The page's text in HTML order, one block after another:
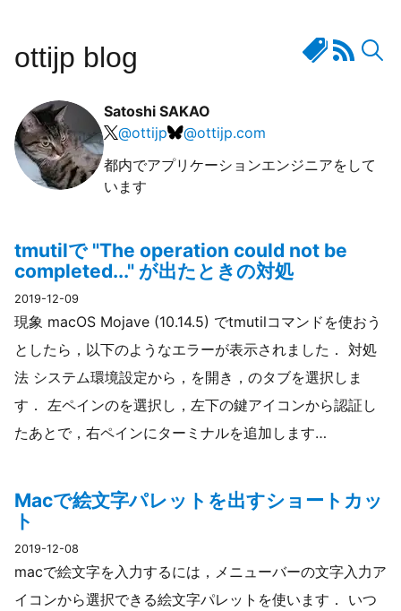
ottijp blog
Satoshi SAKAO
@ottijp @ottijp.com
都内でアプリケーションエンジニアをして
います
tmutilで "The operation could not be
completed..." が出たときの対処
2019-12-09
現象 macOS Mojave (10.14.5) でtmutilコマンドを使おう
としたら，以下のようなエラーが表示されました． 対処
法 システム環境設定から，を開き，のタブを選択しま
す． 左ペインのを選択し，左下の鍵アイコンから認証し
たあとで，右ペインにターミナルを追加します…
Macで絵文字パレットを出すショートカッ
ト
2019-12-08
macで絵文字を入力するには，メニューバーの文字入力ア
イコンから選択できる絵文字パレットを使います． いつ